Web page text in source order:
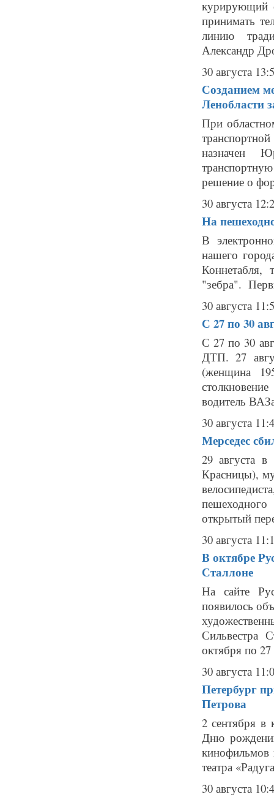
курирующий
принимать
линию
Александр
30 августа
Созданием
Ленобласти
При
назначен
решение о
30 августа
На
В
нашего
Коннетабля,
"зебра".
30 августа
С 27 по 30
С 27 по 30
ДТП. 27
(женщина
водитель
30 августа
Мерседес
29 августа
Красницы),
открытый
30 августа
В октябре
Сталлоне
На сайте
появилось
Сильвестра
октября по
30 августа
Петербург
Петрова
2 сентября в
Дню
театра
30 августа